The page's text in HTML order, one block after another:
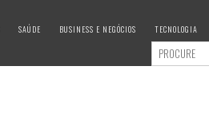
SAÚDE BUSINESS E NEGÓCIOS TECNOLOGIA